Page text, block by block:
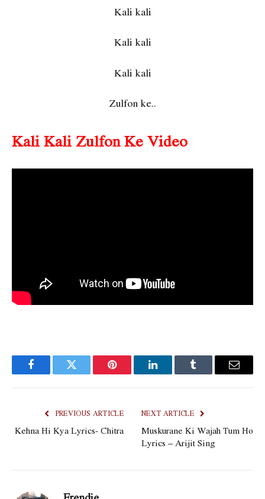
Kali kali
Kali kali
Kali kali
Zulfon ke..
Kali Kali Zulfon Ke Video
FacebookTwitter Pinterest LinkedInTumblr Email
PREVIOUS ARTICLE
Kehna Hi Kya Lyrics- Chitra
NEXT ARTICLE
Muskurane Ki Wajah Tum Ho
Lyrics – Arijit Sing